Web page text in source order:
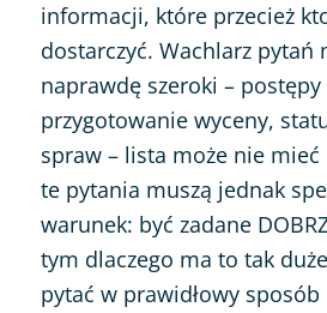
informacji, które przecież
dostarczyć. Wachlarz pytań
naprawdę szeroki –
przygotowanie wyceny,
spraw – lista może nie mieć
te pytania muszą jednak
warunek: być zadane
tym dlaczego ma to tak
pytać w prawidłowy